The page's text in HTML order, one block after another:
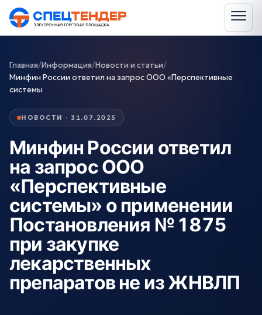
Главная/Информация/Новости и статьи/
Минфин России ответил на запрос ООО «Перспективные
системы
НОВОСТИ · 31.07.2025
Минфин России ответил
на запрос ООО
«Перспективные
системы» о применении
Постановления № 1875
при закупке
лекарственных
препаратов не из ЖНВЛП